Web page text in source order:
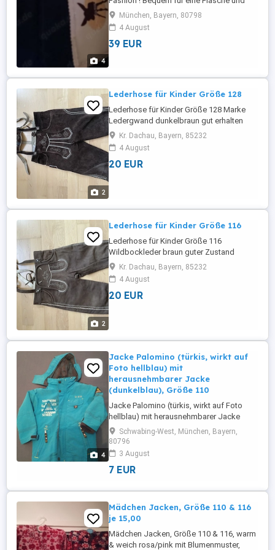
4
Schlüssel und noch viel! Kannst du auch
deine Name und Adresse rein einbauen
München, Bayern, 80798
4 August
39 EUR
2
Lederhose für Kinder Größe 128
Lederhose für Kinder Größe 128 Marke
Ledergwand dunkelbraun gut erhalten
Kr. Dachau, Bayern, 85232
4 August
20 EUR
2
Lederhose für Kinder Größe 116
Lederhose für Kinder Größe 116
Wildbockleder braun guter Zustand
Kr. Dachau, Bayern, 85232
4 August
20 EUR
4
Jacke Palomino (türkis, wirkt auf
Foto hellblau) mit
herausnehmbarer Jacke
(dunkelblau), Größe 110
Jacke Palomino (türkis, wirkt auf Foto
hellblau) mit herausnehmbarer Jacke
(dunkelblau), Größe 110 2in1 Jacke,
beides kann getrennt getragen werden.
Innenjacke herausnehmbar und kann extra
als Strickjacke getragen werden.
Schwabing-West, München, Bayern,
80796
3 August
7 EUR
Mädchen Jacken, Größe 110 & 116
je 15,00
Mädchen Jacken, Größe 110 & 116, warm
& weich rosa/pink mit Blumenmuster,